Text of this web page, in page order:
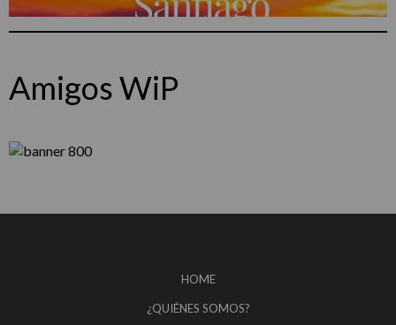
Amigos WiP
HOME
¿QUIÉNES SOMOS?